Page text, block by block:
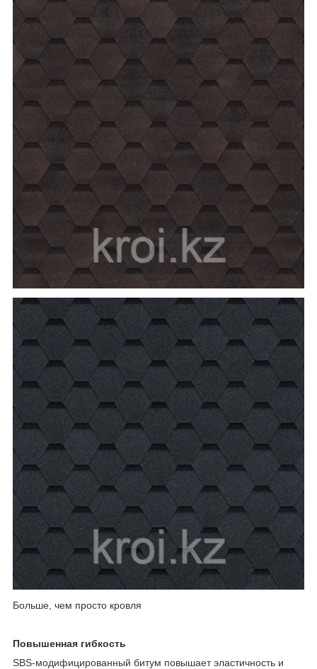
Больше, чем просто кровля
Повышенная гибкость
SBS-модифицированный битум повышает эластичность и